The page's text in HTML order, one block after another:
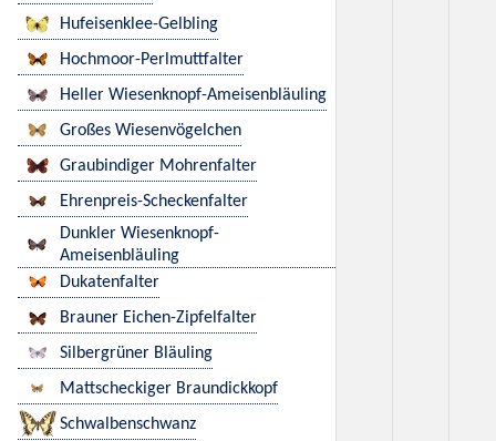
Hufeisenklee-Gelbling
Hochmoor-Perlmuttfalter
Heller Wiesenknopf-Ameisenbläuling
Großes Wiesenvögelchen
Graubindiger Mohrenfalter
Ehrenpreis-Scheckenfalter
Dunkler Wiesenknopf-
Ameisenbläuling
Dukatenfalter
Brauner Eichen-Zipfelfalter
Silbergrüner Bläuling
Mattscheckiger Braundickkopf
Schwalbenschwanz